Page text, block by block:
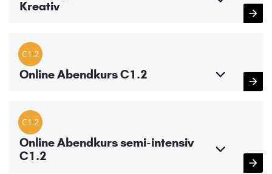
Kreativ
C1.2
Online Abendkurs C1.2
C1.2
Online Abendkurs semi-intensiv
C1.2